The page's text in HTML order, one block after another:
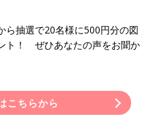
ら抽選で20名様に500円分の図
ト！ ぜひあなたの声をお聞か
こちらから